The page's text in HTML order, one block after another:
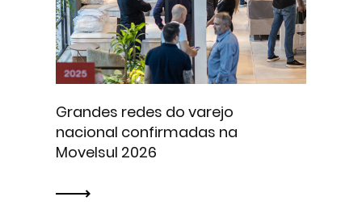
Grandes redes do varejo
nacional confirmadas na
Movelsul 2026